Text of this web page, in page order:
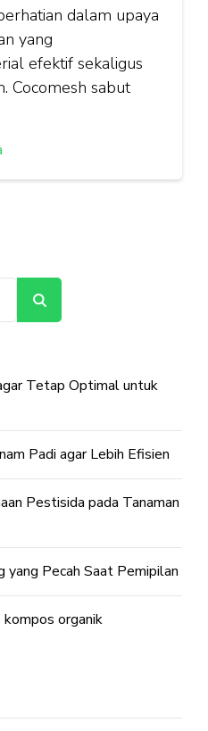
dalam upaya
yang
efektif sekaligus
Cocomesh sabut
Tetap Optimal untuk
Padi agar Lebih Efisien
Pestisida pada Tanaman
yang Pecah Saat Pemipilan
organik